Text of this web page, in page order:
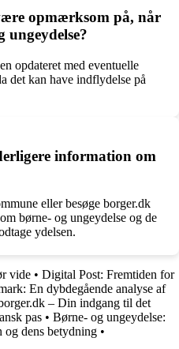
opmærksom på, når
ungeydelse?
opdateret med eventuelle
det kan have indflydelse på
information om
eller besøge borger.dk
børne- og ungeydelse og de
ydelsen.
vide • Digital Post: Fremtiden for
En dybdegående analyse af
– Din indgang til det
pas • Børne- og ungeydelse:
og dens betydning •